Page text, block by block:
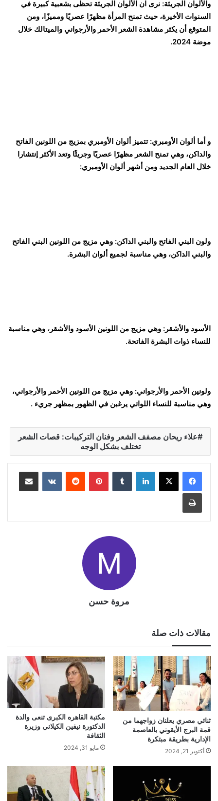
والألوان الجريئة: نرى ان الألوان الجريئة تحظى بشعبية كبيرة في
السنوات الأخيرة، حيث تمنح المرأة مظهرًا عصريًا ومميزًا، ومن
المتوقع أن يكثر مشاهدة الشعر الأحمر والأرجواني والميتالك خلال
موضة 2024.
و أما ألوان الأومبري: تتميز ألوان الأومبري بمزيج من اللونين الفاتح
والداكن، وهي تمنح الشعر مظهرًا عصريًا وجريئًا وتعد الأكثر إنتشارا
خلال العام الجديد ومن أشهر ألوان الأومبري:
ولون البني الفاتح والبني الداكن: وهي مزيج من اللونين البني الفاتح
والبني الداكن، وهي مناسبة لجميع ألوان البشرة.
الأسود والأشقر: وهي مزيج من اللونين الأسود والأشقر، وهي مناسبة
للنساء ذوات البشرة الفاتحة.
ولونين الأحمر والأرجواني: وهي مزيج من اللونين الأحمر والأرجواني،
وهي مناسبة للنساء اللواتي يرغبن في الظهور بمظهر جريء .
علاء ريحان مصفف الشعر وفنان التركيبات: قصات الشعر
تختلف بشكل الوجه
لينكدإن بينتيريست مشاركة عبر البريد
طباعة
مروة حسن
مقالات ذات صلة
ثنائي مصري يعلنان زواجهما من
قمة البرج الأيقوني بالعاصمة
الإدارية بطريقة مبتكرة
أكتوبر 21, 2024
مكتبة القاهره الكبرى تنعى والدة
الدكتورة نيفين الكيلاني وزيرة
الثقافة
مايو 31, 2024